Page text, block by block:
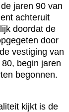
jaren 90 van
achteruit
doordat de
door
vestiging van
begin jaren
begonnen.
kijkt is de